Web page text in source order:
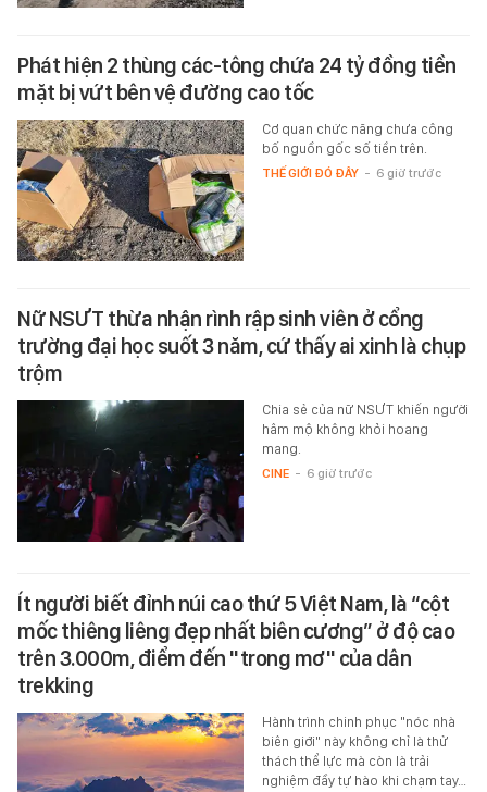
Phát hiện 2 thùng các-tông chứa 24 tỷ đồng tiền
mặt bị vứt bên vệ đường cao tốc
Cơ quan chức năng chưa công
bố nguồn gốc số tiền trên.
THẾ GIỚI ĐÓ ĐÂY - 6 giờ trước
Nữ NSƯT thừa nhận rình rập sinh viên ở cổng
trường đại học suốt 3 năm, cứ thấy ai xinh là chụp
trộm
Chia sẻ của nữ NSƯT khiến người
hâm mộ không khỏi hoang
mang.
CINE - 6 giờ trước
Ít người biết đỉnh núi cao thứ 5 Việt Nam, là “cột
mốc thiêng liêng đẹp nhất biên cương” ở độ cao
trên 3.000m, điểm đến "trong mơ" của dân
trekking
Hành trình chinh phục "nóc nhà
biên giới" này không chỉ là thử
thách thể lực mà còn là trải
nghiệm đầy tự hào khi chạm tay…